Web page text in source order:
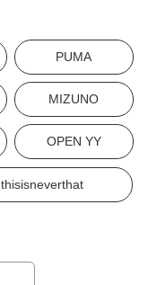
PUMA
MIZUNO
OPEN YY
thisisneverthat